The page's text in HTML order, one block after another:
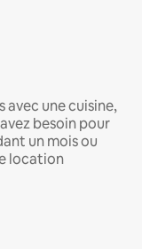
avec une cuisine,
besoin pour
un mois ou
location